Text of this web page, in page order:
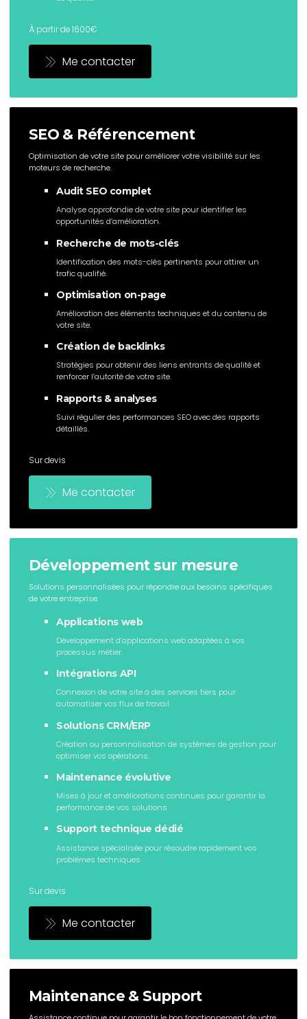
À partir de 1600€
Me contacter
SEO & Référencement
Optimisation de votre site pour améliorer votre visibilité sur les
moteurs de recherche.
Audit SEO complet
Analyse approfondie de votre site pour identifier les
opportunités d’amélioration.
Recherche de mots-clés
Identification des mots-clés pertinents pour attirer un
trafic qualifié.
Optimisation on-page
Amélioration des éléments techniques et du contenu de
votre site.
Création de backlinks
Stratégies pour obtenir des liens entrants de qualité et
renforcer l’autorité de votre site.
Rapports & analyses
Suivi régulier des performances SEO avec des rapports
détaillés.
Sur devis
Me contacter
Développement sur mesure
Solutions personnalisées pour répondre aux besoins spécifiques
de votre entreprise.
Applications web
Développement d’applications web adaptées à vos
processus métier.
Intégrations API
Connexion de votre site à des services tiers pour
automatiser vos flux de travail.
Solutions CRM/ERP
Création ou personnalisation de systèmes de gestion pour
optimiser vos opérations.
Maintenance évolutive
Mises à jour et améliorations continues pour garantir la
performance de vos solutions.
Support technique dédié
Assistance spécialisée pour résoudre rapidement vos
problèmes techniques.
Sur devis
Me contacter
Maintenance & Support